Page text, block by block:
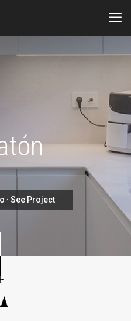
· See Project